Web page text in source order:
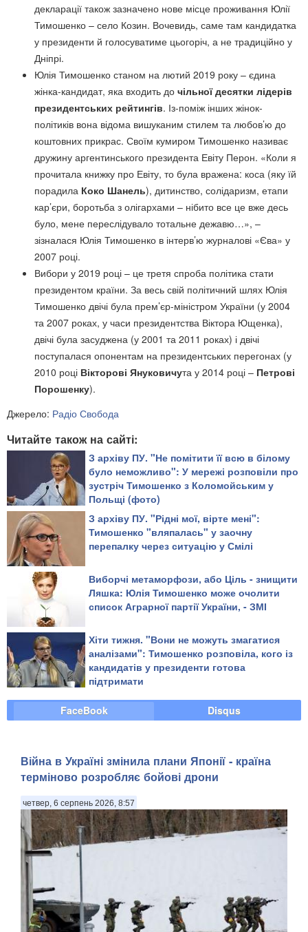
декларації також зазначено нове місце проживання Юлії
Тимошенко – село Козин. Вочевидь, саме там кандидатка
у президенти й голосуватиме цьогоріч, а не традиційно у
Дніпрі.
Юлія Тимошенко станом на лютий 2019 року – єдина
жінка-кандидат, яка входить до чільної десятки лідерів
президентських рейтингів. Із-поміж інших жінок-
політиків вона відома вишуканим стилем та любов’ю до
коштовних прикрас. Своїм кумиром Тимошенко називає
дружину аргентинського президента Евіту Перон. «Коли я
прочитала книжку про Евіту, то була вражена: коса (яку їй
порадила Коко Шанель), дитинство, солідаризм, етапи
кар’єри, боротьба з олігархами – нібито все це вже десь
було, мене переслідувало тотальне дежавю…», –
зізналася Юлія Тимошенко в інтерв’ю журналові «Єва» у
2007 році.
Вибори у 2019 році – це третя спроба політика стати
президентом країни. За весь свій політичний шлях Юлія
Тимошенко двічі була прем’єр-міністром України (у 2004
та 2007 роках, у часи президентства Віктора Ющенка),
двічі була засуджена (у 2001 та 2011 роках) і двічі
поступалася опонентам на президентських перегонах (у
2010 році Вікторові Януковичута у 2014 році – Петрові
Порошенку).
Джерело: Радіо Свобода
Читайте також на сайті:
З архіву ПУ. "Не помітити її всю в білому
було неможливо": У мережі розповіли про
зустріч Тимошенко з Коломойським у
Польщі (фото)
З архіву ПУ. "Рідні мої, вірте мені":
Тимошенко "вляпалась" у заочну
перепалку через ситуацію у Смілі
Виборчі метаморфози, або Ціль - знищити
Ляшка: Юлія Тимошенко може очолити
список Аграрної партії України, - ЗМІ
Хіти тижня. "Вони не можуть змагатися
аналізами": Тимошенко розповіла, кого із
кандидатів у президенти готова
підтримати
FaceBook Disqus
Війна в Україні змінила плани Японії - країна
терміново розробляє бойові дрони
четвер, 6 серпень 2026, 8:57